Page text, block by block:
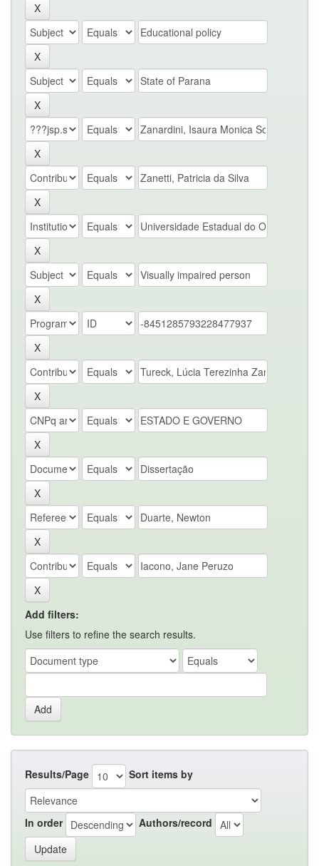
Add filters:
Use filters to refine the search results.
Results/Page Sort items by
In order Authors/record